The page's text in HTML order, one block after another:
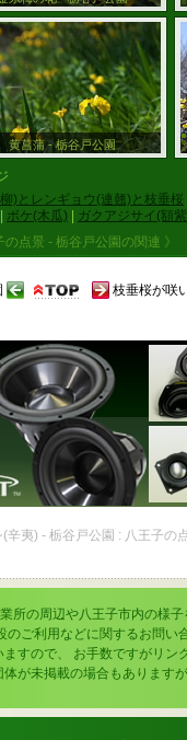
黄菖蒲 - 栃谷戸公園
)とレンギョウ(連翹)と枝垂桜
ボケ(木瓜)
ガクアジサイ(額
の点景 - 栃谷戸公園の関連 》
枝垂桜が咲
(辛夷) - 栃谷戸公園 : 八王子の
所の周辺や八王子市内の様
のご利用などに関するお問い
すので、 お手数ですがリン
が未掲載の場合もあります